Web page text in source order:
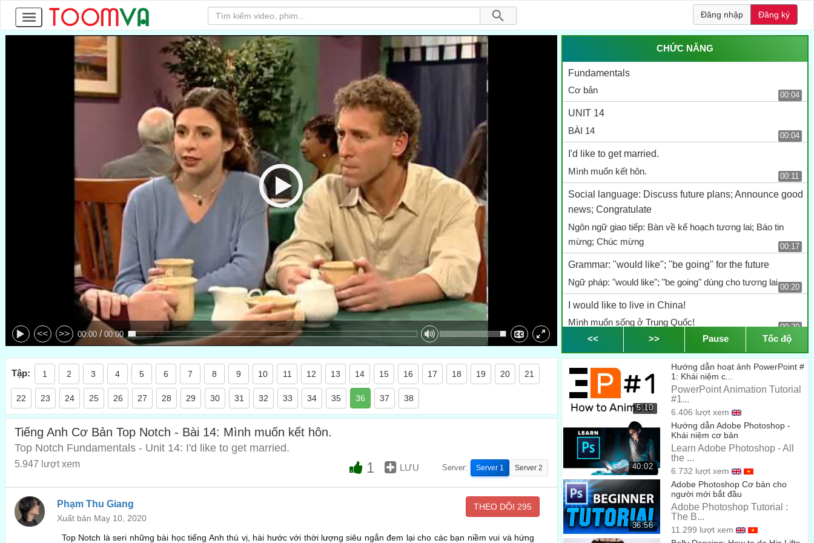
Đăng nhập Đăng ký
<< >> 00:00 / 00:00
CHỨC NĂNG
Fundamentals
Cơ bản
00:04
UNIT 14
BÀI 14
00:04
I'd like to get married.
Mình muốn kết hôn.
00:11
Social language: Discuss future plans; Announce good
news; Congratulate
Ngôn ngữ giao tiếp: Bàn về kế hoạch tương lai; Báo tin
mừng; Chúc mừng
00:17
Grammar: "would like"; "be going" for the future
Ngữ pháp: "would like"; "be going" dùng cho tương lai 00:20
I would like to live in China!
Mình muốn sống ở Trung Quốc!
00:29
Mình thì muốn học chơi guitar.
00:32
If I can't live in China, I'm going to learn to speak
Chinese.
Nếu mình không sang Trung Quốc sống được thì mình sẽ
học tiếng Trung.
I'm going to write a book.
Mình sẽ viết sách.
Really?
Thật á?
About what?
<< >> Pause Tốc độ
Tập: 1 2 3 4 5 6 7 8 9 10 11 12 13 14 15 16 17 18 19 20 21
22 23 24 25 26 27 28 29 30 31 32 33 34 35 36 37 38
Tiếng Anh Cơ Bản Top Notch - Bài 14: Mình muốn kết hôn.
Top Notch Fundamentals - Unit 14: I'd like to get married.
5.947 lượt xem 1 LƯU Server: Server 1 Server 2
Phạm Thu Giang
Xuất bản May 10, 2020
THEO DÕI 295
Top Notch là seri những bài học tiếng Anh thú vị, hài hước với thời lượng siêu ngắn đem lại cho các bạn niềm vui và hứng
5:10
Hướng dẫn hoạt ảnh PowerPoint #
1: Khái niệm c...
PowerPoint Animation Tutorial
#1...
6.406 lượt xem
40:02
Hướng dẫn Adobe Photoshop -
Khái niệm cơ bản
Learn Adobe Photoshop - All
the ...
6.732 lượt xem
36:56
Adobe Photoshop Cơ bản cho
người mới bắt đầu
Adobe Photoshop Tutorial :
The B...
11.299 lượt xem